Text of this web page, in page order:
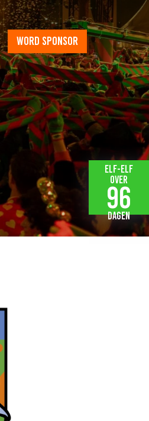
word sponsor
Elf-elf
over
96
dagen